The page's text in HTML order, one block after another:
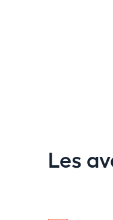
Les